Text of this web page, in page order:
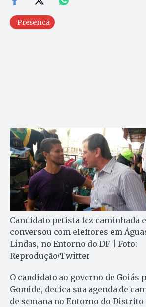
Presença
Candidato petista fez caminhada e
conversou com eleitores em
Lindas, no Entorno do DF | Foto:
Reprodução/Twitter
O candidato ao governo de Goiás
Gomide, dedica sua agenda de
de semana no Entorno do Distrito